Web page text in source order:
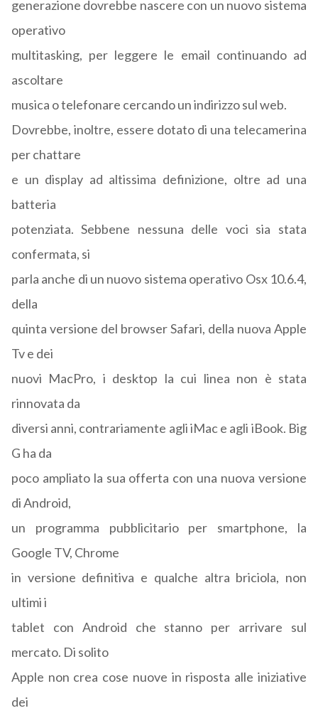
generazione dovrebbe nascere con un nuovo sistema
operativo
multitasking, per leggere le email continuando ad
ascoltare
musica o telefonare cercando un indirizzo sul web.
Dovrebbe, inoltre, essere dotato di una telecamerina
per chattare
e un display ad altissima definizione, oltre ad una
batteria
potenziata. Sebbene nessuna delle voci sia stata
confermata, si
parla anche di un nuovo sistema operativo Osx 10.6.4,
della
quinta versione del browser Safari, della nuova Apple
Tv e dei
nuovi MacPro, i desktop la cui linea non è stata
rinnovata da
diversi anni, contrariamente agli iMac e agli iBook. Big
G ha da
poco ampliato la sua offerta con una nuova versione
di Android,
un programma pubblicitario per smartphone, la
Google TV, Chrome
in versione definitiva e qualche altra briciola, non
ultimi i
tablet con Android che stanno per arrivare sul
mercato. Di solito
Apple non crea cose nuove in risposta alle iniziative
dei